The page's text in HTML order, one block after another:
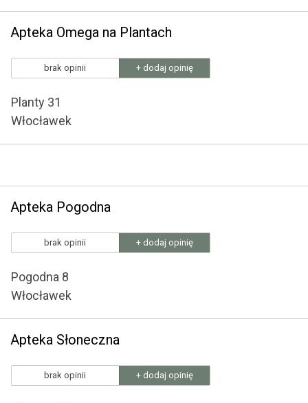
Apteka Omega na Plantach
brak opinii + dodaj opinię
Planty 31
Włocławek
Apteka Pogodna
brak opinii + dodaj opinię
Pogodna 8
Włocławek
Apteka Słoneczna
brak opinii + dodaj opinię